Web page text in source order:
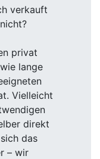
verkauft
privat
lange
Vielleicht
direkt
das
– wir